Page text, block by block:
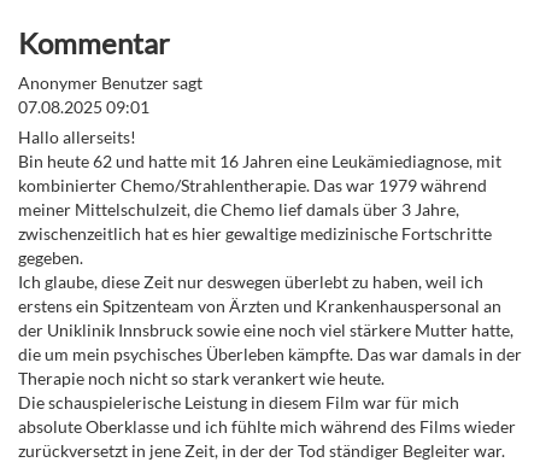
Kommentar
Anonymer Benutzersagt
07.08.2025 09:01
Hallo allerseits!
Bin heute 62 und hatte mit 16 Jahren eine Leukämiediagnose, mit
kombinierter Chemo/Strahlentherapie. Das war 1979 während
meiner Mittelschulzeit, die Chemo lief damals über 3 Jahre,
zwischenzeitlich hat es hier gewaltige medizinische Fortschritte
gegeben.
Ich glaube, diese Zeit nur deswegen überlebt zu haben, weil ich
erstens ein Spitzenteam von Ärzten und Krankenhauspersonal an
der Uniklinik Innsbruck sowie eine noch viel stärkere Mutter hatte,
die um mein psychisches Überleben kämpfte. Das war damals in der
Therapie noch nicht so stark verankert wie heute.
Die schauspielerische Leistung in diesem Film war für mich
absolute Oberklasse und ich fühlte mich während des Films wieder
zurückversetzt in jene Zeit, in der der Tod ständiger Begleiter war.